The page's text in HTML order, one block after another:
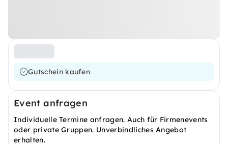
Gutschein kaufen
Event anfragen
Individuelle Termine anfragen. Auch für Firmenevents
oder private Gruppen. Unverbindliches Angebot
erhalten.